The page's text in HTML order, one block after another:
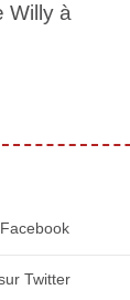
Willy à
Twitter